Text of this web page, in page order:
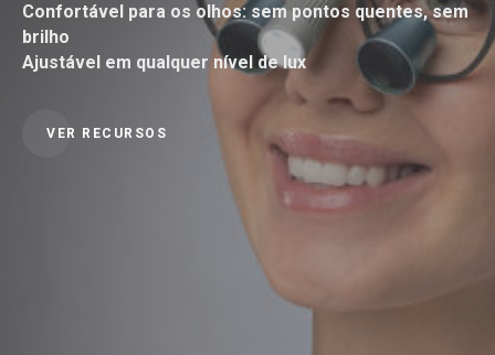
Confortável para os olhos: sem pontos quentes, sem
brilho
Ajustável em qualquer nível de lux
VER RECURSOS